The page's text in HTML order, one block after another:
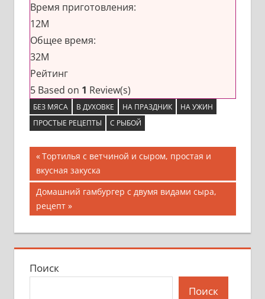
Время приготовления:
12M
Общее время:
32M
Рейтинг
5Based on 1 Review(s)
БЕЗ МЯСА В ДУХОВКЕ НА ПРАЗДНИК
НА УЖИН
ПРОСТЫЕ РЕЦЕПТЫ
С РЫБОЙ
Навигация
по
записям
Предыдущая
запись;
Тортилья с ветчиной и сыром, простая и
вкусная закуска
Следующая
запись:
Домашний гамбургер с двумя видами сыра,
рецепт
Поиск
Поиск